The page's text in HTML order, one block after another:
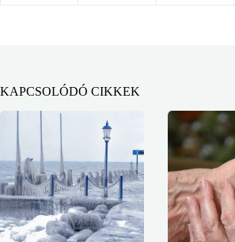
KAPCSOLÓDÓ CIKKEK